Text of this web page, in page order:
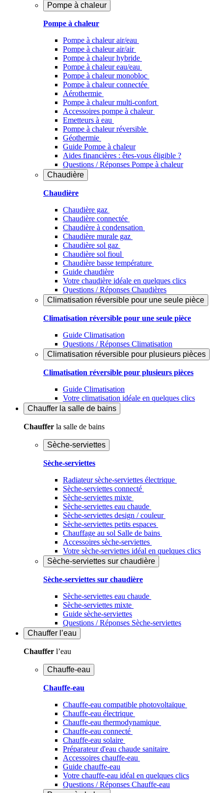
Pompe à chaleur
Pompe à chaleur
Pompe à chaleur air/eau
Pompe à chaleur air/air
Pompe à chaleur hybride
Pompe à chaleur​ eau/eau
Pompe à chaleur monobloc
Pompe à chaleur connectée
Aérothermie
Pompe à chaleur multi-confort
Accessoires pompe à chaleur
Emetteurs à eau
Pompe à chaleur réversible
Géothermie
Guide Pompe à chaleur
Aides financières : êtes-vous éligible ?
Questions / Réponses Pompe à chaleur
Chaudière
Chaudière
Chaudière gaz
Chaudière connectée
Chaudière à condensation
Chaudière murale gaz
Chaudière sol gaz
Chaudière sol fioul
Chaudière basse température
Guide chaudière
Votre chaudière idéale en quelques clics
Questions / Réponses Chaudières
Climatisation réversible pour une seule pièce
Climatisation réversible pour une seule pièce
Guide Climatisation
Questions / Réponses Climatisation
Climatisation réversible pour plusieurs pièces
Climatisation réversible pour plusieurs pièces
Guide Climatisation
Votre climatisation idéale en quelques clics
Chauffer la salle de bains
Chauffer la salle de bains
Sèche-serviettes
Sèche-serviettes
Radiateur sèche-serviettes électrique
Sèche-serviettes connecté
Sèche-serviettes mixte
Sèche-serviettes eau chaude
Sèche-serviettes design / couleur
Sèche-serviettes petits espaces
Chauffage au sol Salle de bains
Accessoires sèche-serviettes
Votre sèche-serviettes idéal en quelques clics
Sèche-serviettes sur chaudière
Sèche-serviettes sur chaudière
Sèche-serviettes eau chaude
Sèche-serviettes mixte
Guide sèche-serviettes
Questions / Réponses Sèche-serviettes
Chauffer l’eau
Chauffer l’eau
Chauffe-eau
Chauffe-eau
Chauffe-eau compatible photovoltaïque
Chauffe-eau électrique
Chauffe-eau thermodynamique
Chauffe-eau connecté
Chauffe-eau solaire
Préparateur d'eau chaude sanitaire
Accessoires chauffe-eau
Guide chauffe-eau
Votre chauffe-eau idéal en quelques clics
Questions / Réponses Chauffe-eau